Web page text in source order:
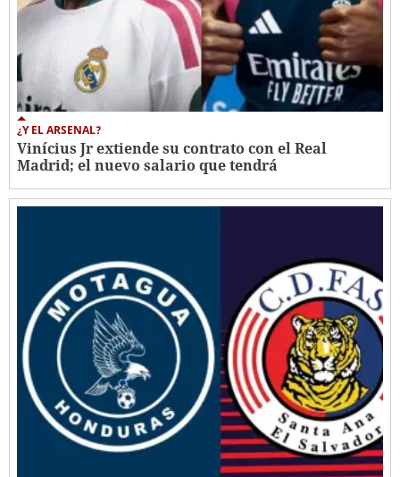
¿Y EL ARSENAL?
Vinícius Jr extiende su contrato con el Real
Madrid; el nuevo salario que tendrá